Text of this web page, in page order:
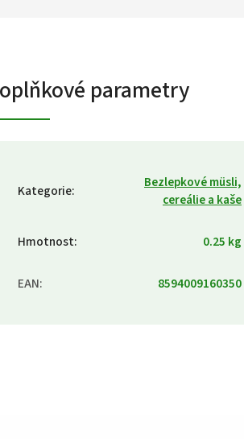
parametry
Kategorie:
Bezlepkové müsli,
cereálie a kaše
Hmotnost: 0.25 kg
EAN: 8594009160350